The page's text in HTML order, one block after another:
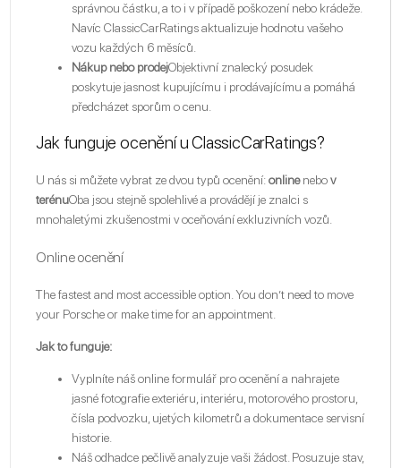
správnou částku, a to i v případě poškození nebo krádeže.
Navíc ClassicCarRatings aktualizuje hodnotu vašeho
vozu každých 6 měsíců.
Nákup nebo prodejObjektivní znalecký posudek
poskytuje jasnost kupujícímu i prodávajícímu a pomáhá
předcházet sporům o cenu.
Jak funguje ocenění u ClassicCarRatings?
U nás si můžete vybrat ze dvou typů ocenění:onlinenebov
terénuOba jsou stejně spolehlivé a provádějí je znalci s
mnohaletými zkušenostmi v oceňování exkluzivních vozů.
Online ocenění
The fastest and most accessible option. You don’t need to move
your Porsche or make time for an appointment.
Jak to funguje:
Vyplníte náš online formulář pro ocenění a nahrajete
jasné fotografie exteriéru, interiéru, motorového prostoru,
čísla podvozku, ujetých kilometrů a dokumentace servisní
historie.
Náš odhadce pečlivě analyzuje vaši žádost. Posuzuje stav,